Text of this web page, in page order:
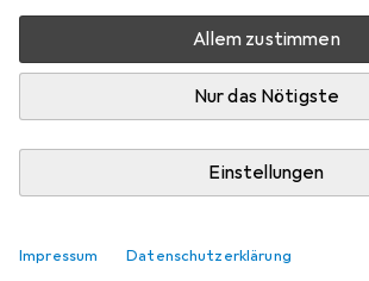
Allem zustimmen
Nur das Nötigste
Einstellungen
Impressum Datenschutzerklärung
Zwischen Do, 20.8. und Do, 27.8.
Mehr als 10 Stück an Lager beim
Benachrichtigen, wenn schneller
Lieferort angeben für genaue